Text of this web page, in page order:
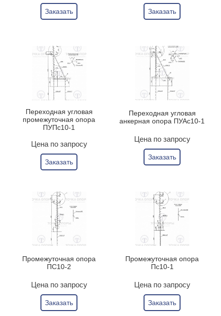
Заказать Заказать
Переходная угловая
промежуточная опора
ПУПс10-1
Цена по запросу
Заказать
Переходная угловая
анкерная опора ПУАс10-1
Цена по запросу
Заказать
Промежуточная опора
ПС10-2
Цена по запросу
Заказать
Промежуточная опора
Пс10-1
Цена по запросу
Заказать